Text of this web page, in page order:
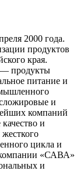
2000 года.
продуктов
края.
— продукты
питание и
и
компаний
и
цикла и
компании «САВА»
и